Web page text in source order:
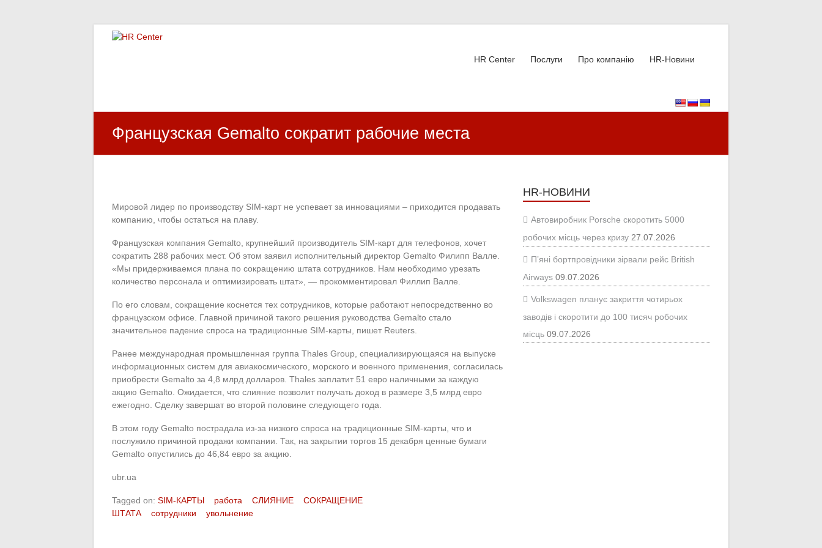
HR Center Послуги Про компанію HR-Новини
Французская Gemalto сократит рабочие места
Мировой лидер по производству SIM-карт не успевает за инновациями – приходится продавать
компанию, чтобы остаться на плаву.
Французская компания Gemalto, крупнейший производитель SIM-карт для телефонов, хочет
сократить 288 рабочих мест. Об этом заявил исполнительный директор Gemalto Филипп Валле.
«Мы придерживаемся плана по сокращению штата сотрудников. Нам необходимо урезать
количество персонала и оптимизировать штат», — прокомментировал Филлип Валле.
По его словам, сокращение коснется тех сотрудников, которые работают непосредственно во
французском офисе. Главной причиной такого решения руководства Gemalto стало
значительное падение спроса на традиционные SIM-карты, пишет Reuters.
Ранее международная промышленная группа Thales Group, специализирующаяся на выпуске
информационных систем для авиакосмического, морского и военного применения, согласилась
приобрести Gemalto за 4,8 млрд долларов. Thales заплатит 51 евро наличными за каждую
акцию Gemalto. Ожидается, что слияние позволит получать доход в размере 3,5 млрд евро
ежегодно. Сделку завершат во второй половине следующего года.
В этом году Gemalto пострадала из-за низкого спроса на традиционные SIM-карты, что и
послужило причиной продажи компании. Так, на закрытии торгов 15 декабря ценные бумаги
Gemalto опустились до 46,84 евро за акцию.
ubr.ua
Tagged on: SIM-КАРТЫ работа СЛИЯНИЕ
СОКРАЩЕНИЕ
ШТАТА
сотрудники увольнение
HR-НОВИНИ
Автовиробник Porsche скоротить 5000
робочих місць через кризу 27.07.2026
П’яні бортпровідники зірвали рейс British
Airways 09.07.2026
Volkswagen планує закриття чотирьох
заводів і скоротити до 100 тисяч робочих
місць 09.07.2026